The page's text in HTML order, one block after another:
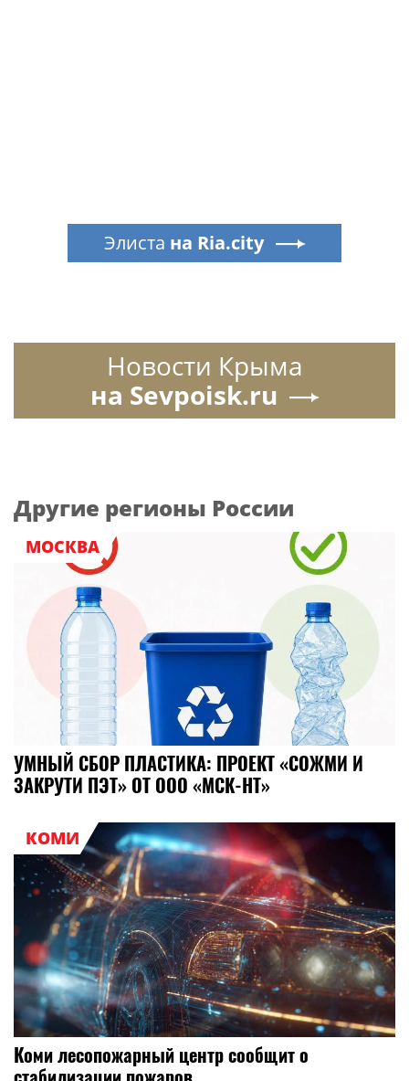
Элиста на Ria.city
Новости Крыма
на Sevpoisk.ru
Другие регионы России
МОСКВА
УМНЫЙ СБОР ПЛАСТИКА: ПРОЕКТ «СОЖМИ И
ЗАКРУТИ ПЭТ» ОТ ООО «МСК-НТ»
КОМИ
Коми лесопожарный центр сообщит о